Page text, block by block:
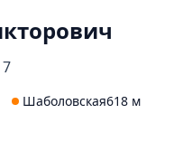
Шаболовская618 м